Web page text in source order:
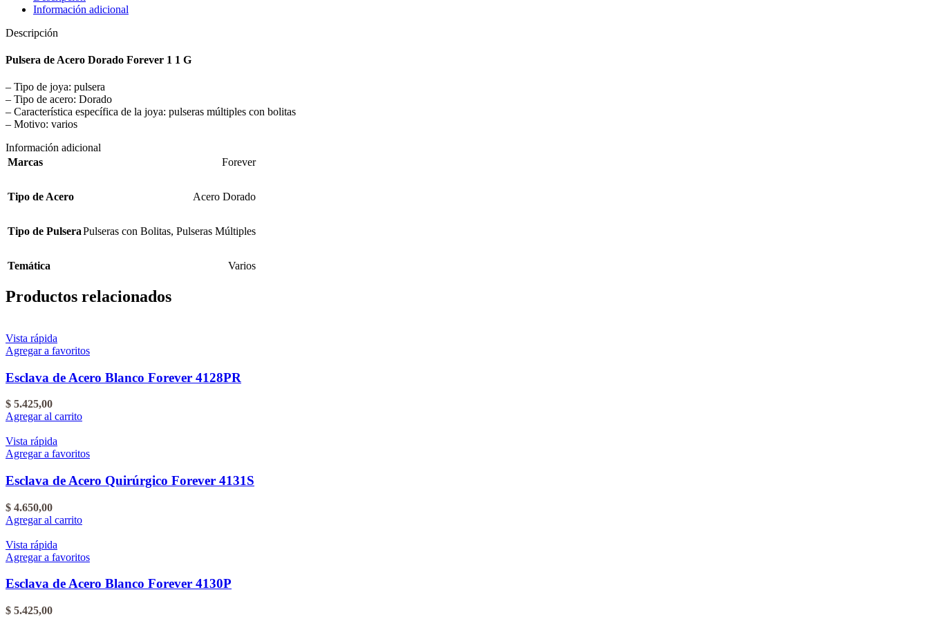
Información adicional
Descripción
Pulsera de Acero Dorado Forever 1 1 G
– Tipo de joya: pulsera
– Tipo de acero: Dorado
– Característica específica de la joya: pulseras múltiples con bolitas
– Motivo: varios
Información adicional
Marcas
Forever
Tipo de Acero Acero Dorado
Tipo de PulseraPulseras con Bolitas, Pulseras Múltiples
Temática Varios
Productos relacionados
Vista rápida
Agregar a favoritos
Esclava de Acero Blanco Forever 4128PR
$ 5.425,00
Agregar al carrito
Vista rápida
Agregar a favoritos
Esclava de Acero Quirúrgico Forever 4131S
$ 4.650,00
Agregar al carrito
Vista rápida
Agregar a favoritos
Esclava de Acero Blanco Forever 4130P
$ 5.425,00